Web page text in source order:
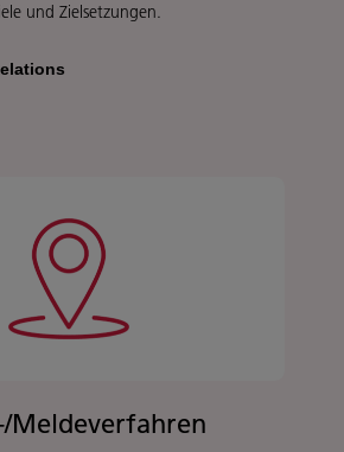
und Zielsetzungen.
Meldeverfahren